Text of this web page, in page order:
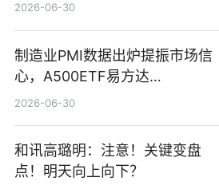
2026-06-30
制造业PMI数据出炉提振市场信
心，A500ETF易方达
（159361）昨日“吸金”1.7亿元-
2026-06-30
和讯高璐明：注意！关键变盘
点！明天向上向下？